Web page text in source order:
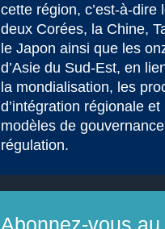
cette région, c’est-à-dire
deux Corées, la Chine,
le Japon ainsi que les
d’Asie du Sud-Est, en
la mondialisation, les
d’intégration régionale et
modèles de
régulation.
Abonnez-vous au